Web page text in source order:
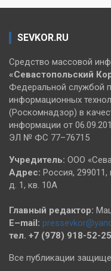
SEVKOR.RU
Средство массовой
«Севастопольский
Федеральной службой
информационных
(Роскомнадзор) в
информации от
ЭЛ № ФС 77–76715
Учредитель: ООО
Адрес: Россия, 299011,
д. 1, кв. 10А
Главный редактор:
E–mail:
тел. +7 (978) 918-52-25
Все публикации